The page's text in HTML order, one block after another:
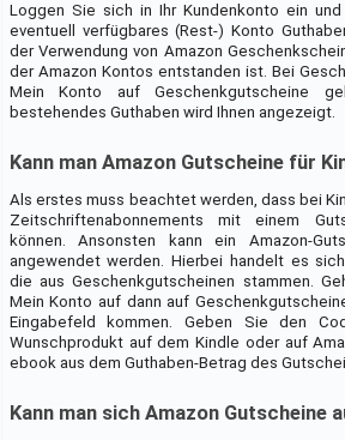
Loggen Sie sich in Ihr Kundenkonto ein
eventuell verfügbares (Rest-) Konto
der Verwendung von Amazon
der Amazon Kontos entstanden ist. Bei
Mein Konto auf
bestehendes Guthaben wird Ihnen angezeigt.
Kann man Amazon Gutscheine für
Als erstes muss beachtet werden, dass bei
Zeitschriftenabonnements mit einem
können. Ansonsten kann ein Amazon-
angewendet werden. Hierbei handelt es
die aus Geschenkgutscheinen stammen.
Mein Konto auf dann auf
Eingabefeld kommen. Geben Sie den
Wunschprodukt auf dem Kindle oder auf
ebook aus dem Guthaben-Betrag des
Kann man sich Amazon Gutscheine